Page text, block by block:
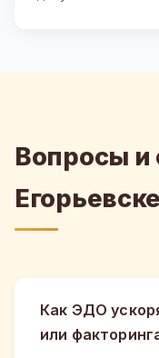
Вопросы и
Егорьевске
Как ЭДО
или